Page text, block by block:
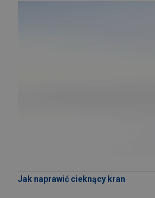
Jak naprawić cieknący kran